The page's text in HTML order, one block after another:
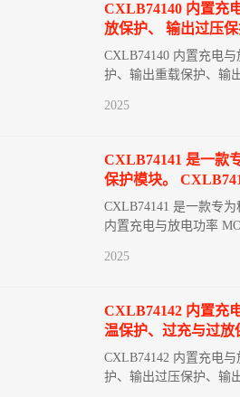
CXLB74140 内置充
放保护、 输出过压
CXLB74140 内置充电
护、输出重载保护、输
2025
CXLB74141 是一款
保护模块。
CXLB74141 是一款专
内置充电与放电功率
2025
CXLB74142 内置充
温保护、过充与过放
CXLB74142 内置充电
护、输出过压保护、输